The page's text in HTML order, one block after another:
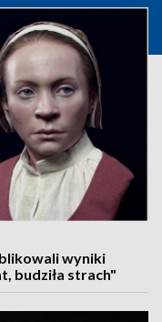
wyniki
budziła strach"